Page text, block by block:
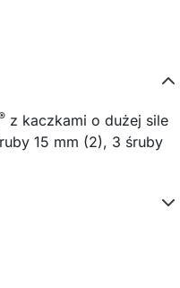
z kaczkami o dużej sile
15 mm (2), 3 śruby